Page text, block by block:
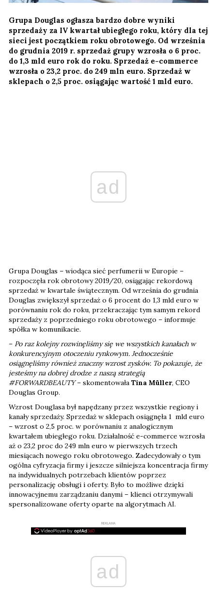
Grupa Douglas ogłasza bardzo dobre wyniki
sprzedaży za IV kwartał ubiegłego roku, który dla tej
sieci jest początkiem roku obrotowego. Od września
do grudnia 2019 r. sprzedaż grupy wzrosła o 6 proc.
do 1,3 mld euro rok do roku. Sprzedaż e-commerce
wzrosła o 23,2 proc. do 249 mln euro. Sprzedaż w
sklepach o 2,5 proc. osiągając wartość 1 mld euro.
ad
Grupa Douglas – wiodąca sieć perfumerii w Europie –
rozpoczęła rok obrotowy 2019/20, osiągając rekordową
sprzedaż w kwartale świątecznym. Od września do grudnia
Douglas zwiększył sprzedaż o 6 procent do 1,3 mld euro w
porównaniu rok do roku, przekraczając tym samym rekord
sprzedaży z poprzedniego roku obrotowego – informuje
spółka w komunikacie.
– Po raz kolejny rozwinęliśmy się we wszystkich kanałach w
konkurencyjnym otoczeniu rynkowym. Jednocześnie
osiągnęliśmy również znaczny wzrost zysków. To pokazuje, że
jesteśmy na dobrej drodze z naszą strategią
#FORWARDBEAUTY– skomentowała Tina Müller, CEO
Douglas Group.
Wzrost Douglasa był napędzany przez wszystkie regiony i
kanały sprzedaży. Sprzedaż w sklepach osiągnęła 1 mld euro
– wzrost o 2,5 proc. w porównaniu z analogicznym
kwartałem ubiegłego roku. Działalność e-commerce wzrosła
aż o 23,2 proc do 249 mln euro w pierwszych trzech
miesiącach nowego roku obrotowego. Zadecydowały o tym
ogólna cyfryzacja firmy i jeszcze silniejsza koncentracja firmy
na indywidualnych potrzebach klientów poprzez
personalizację obsługi i oferty. Było to możliwe dzięki
innowacyjnemu zarządzaniu danymi – klienci otrzymywali
spersonalizowane oferty oparte na algorytmach AI.
REKLAMA
ad